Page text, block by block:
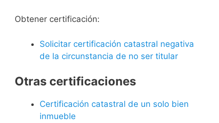
Obtener certificación:
Solicitar certificación catastral negativa
de la circunstancia de no ser titular
Otras certificaciones
Certificación catastral de un solo bien
inmueble